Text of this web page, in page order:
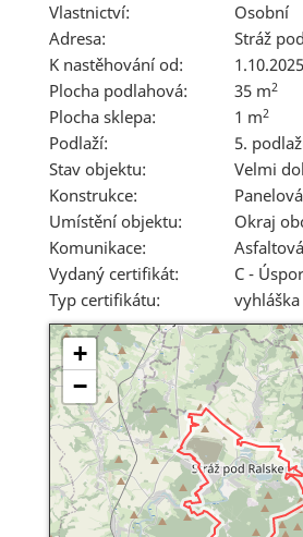
Vlastnictví:
Osobní
Adresa:
Stráž
K nastěhování od:
1.10.2025
Plocha podlahová:
35 m2
Plocha sklepa: 1 m2
Podlaží:
5.
Stav objektu:
Velmi
Konstrukce:
Panelová
Umístění objektu:
Okraj
Komunikace:
Asfaltová
Vydaný certifikát:
C -
Typ certifikátu:
vyhláška
+
−